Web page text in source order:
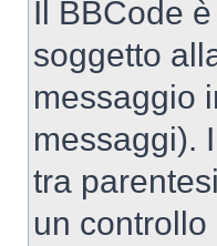
Il BBCode
soggetto
messaggio
messaggi).
tra
un